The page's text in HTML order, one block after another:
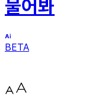
물어봐
BETA